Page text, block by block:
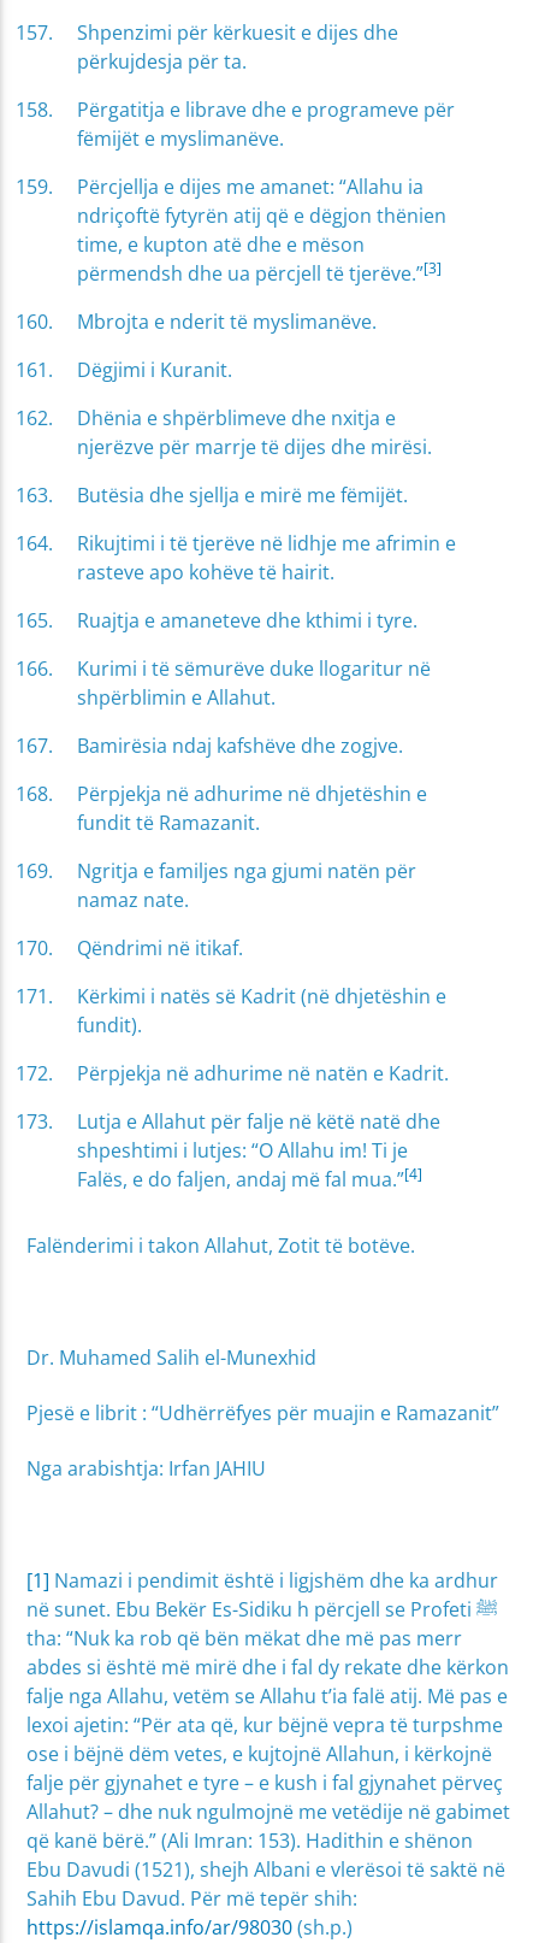
Shpenzimi për kërkuesit e dijes dhe
përkujdesja për ta.
Përgatitja e librave dhe e programeve për
fëmijët e myslimanëve.
Përcjellja e dijes me amanet: “Allahu ia
ndriçoftë fytyrën atij që e dëgjon thënien
time, e kupton atë dhe e mëson
përmendsh dhe ua përcjell të tjerëve.”[3]
Mbrojta e nderit të myslimanëve.
Dëgjimi i Kuranit.
Dhënia e shpërblimeve dhe nxitja e
njerëzve për marrje të dijes dhe mirësi.
Butësia dhe sjellja e mirë me fëmijët.
Rikujtimi i të tjerëve në lidhje me afrimin e
rasteve apo kohëve të hairit.
Ruajtja e amaneteve dhe kthimi i tyre.
Kurimi i të sëmurëve duke llogaritur në
shpërblimin e Allahut.
Bamirësia ndaj kafshëve dhe zogjve.
Përpjekja në adhurime në dhjetëshin e
fundit të Ramazanit.
Ngritja e familjes nga gjumi natën për
namaz nate.
Qëndrimi në itikaf.
Kërkimi i natës së Kadrit (në dhjetëshin e
fundit).
Përpjekja në adhurime në natën e Kadrit.
Lutja e Allahut për falje në këtë natë dhe
shpeshtimi i lutjes: “O Allahu im! Ti je
Falës, e do faljen, andaj më fal mua.”[4]
Falënderimi i takon Allahut, Zotit të botëve.
Dr. Muhamed Salih el-Munexhid
Pjesë e librit : “Udhërrëfyes për muajin e Ramazanit”
Nga arabishtja: Irfan JAHIU
[1] Namazi i pendimit është i ligjshëm dhe ka ardhur
në sunet. Ebu Bekër Es-Sidiku h përcjell se Profeti ﷺ
tha: “Nuk ka rob që bën mëkat dhe më pas merr
abdes si është më mirë dhe i fal dy rekate dhe kërkon
falje nga Allahu, vetëm se Allahu t’ia falë atij. Më pas e
lexoi ajetin: “Për ata që, kur bëjnë vepra të turpshme
ose i bëjnë dëm vetes, e kujtojnë Allahun, i kërkojnë
falje për gjynahet e tyre – e kush i fal gjynahet përveç
Allahut? – dhe nuk ngulmojnë me vetëdije në gabimet
që kanë bërë.” (Ali Imran: 153). Hadithin e shënon
Ebu Davudi (1521), shejh Albani e vlerësoi të saktë në
Sahih Ebu Davud. Për më tepër shih:
https://islamqa.info/ar/98030(sh.p.)